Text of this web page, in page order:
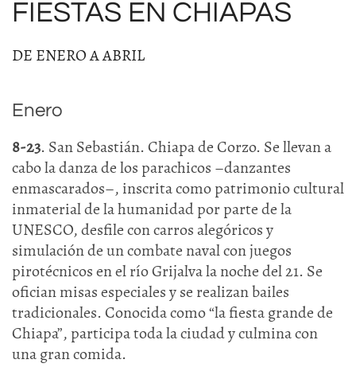
FIESTAS EN CHIAPAS
DE ENERO A ABRIL
Enero
8-23. San Sebastián. Chiapa de Corzo. Se llevan a
cabo la danza de los parachicos –danzantes
enmascarados–, inscrita como patrimonio cultural
inmaterial de la humanidad por parte de la
UNESCO, desfile con carros alegóricos y
simulación de un combate naval con juegos
pirotécnicos en el río Grijalva la noche del 21. Se
ofician misas especiales y se realizan bailes
tradicionales. Conocida como “la fiesta grande de
Chiapa”, participa toda la ciudad y culmina con
una gran comida.